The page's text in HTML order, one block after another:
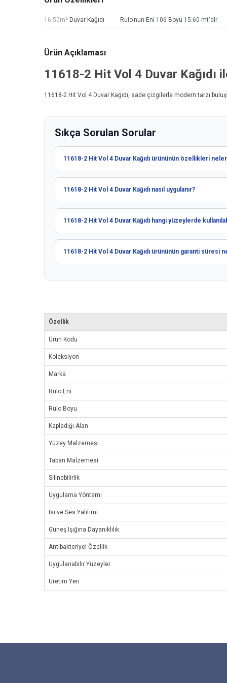
16.50m² Duvar Kağıdı Rulo'nun Eni 106 Boyu 15.60 mt'dir
Ürün Açıklaması
11618-2 Hit Vol 4 Duvar Kağıdı
11618-2 Hit Vol 4 Duvar Kağıdı, sade çizgilerle modern tarzı
Sıkça Sorulan Sorular
11618-2 Hit Vol 4 Duvar Kağıdı ürününün özellikleri
11618-2 Hit Vol 4 Duvar Kağıdı nasıl uygulanır?
11618-2 Hit Vol 4 Duvar Kağıdı hangi yüzeylerde
11618-2 Hit Vol 4 Duvar Kağıdı ürününün garanti süresi
Özellik
Ürün Kodu
Koleksiyon
Marka
Rulo Eni
Rulo Boyu
Kapladığı Alan
Yüzey Malzemesi
Taban Malzemesi
Silinebilirlik
Uygulama Yöntemi
Isı ve Ses Yalıtımı
Güneş Işığına Dayanıklılık
Antibakteriyel Özellik
Uygulanabilir Yüzeyler
Üretim Yeri